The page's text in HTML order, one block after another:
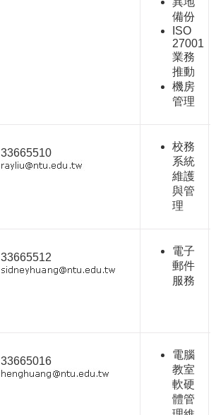
備份
ISO
27001
業務
推動
機房
管理
33665510
校務
系統
維護
與管
理
33665512
電子
郵件
服務
33665016
電腦
教室
軟硬
體管